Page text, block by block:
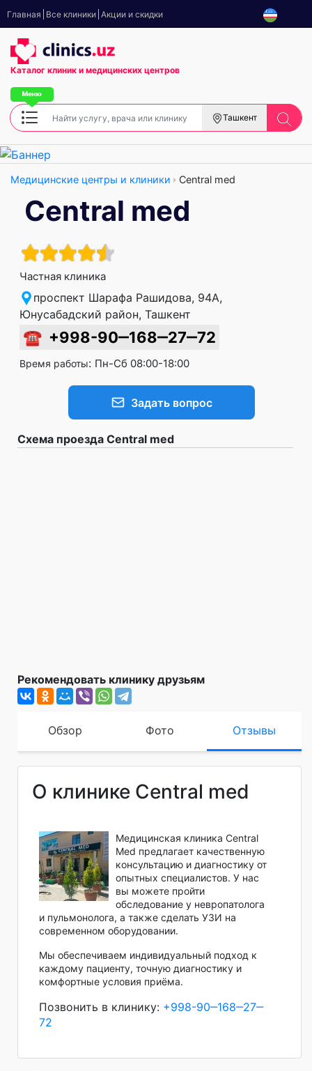
Главная Все клиники Акции и скидки
Каталог клиник и медицинских центров
Ташкент
Медицинские центры и клиники Central med
Central med
Частная клиника
проспект Шарафа Рашидова, 94А,
Юнусабадский район, Ташкент
☎ +998-90‒168‒27‒72
Время работы: Пн-Сб 08:00-18:00
Задать вопрос
Схема проезда Central med
Рекомендовать клинику друзьям
Обзор Фото Отзывы
О клинике Central med
Медицинская клиника Central
Med предлагает качественную
консультацию и диагностику от
опытных специалистов. У нас
вы можете пройти
обследование у невропатолога
и пульмонолога, а также сделать УЗИ на
современном оборудовании.
Мы обеспечиваем индивидуальный подход к
каждому пациенту, точную диагностику и
комфортные условия приёма.
Позвонить в клинику: +998-90‒168‒27‒
72